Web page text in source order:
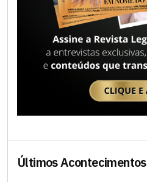
Últimos Acontecimentos